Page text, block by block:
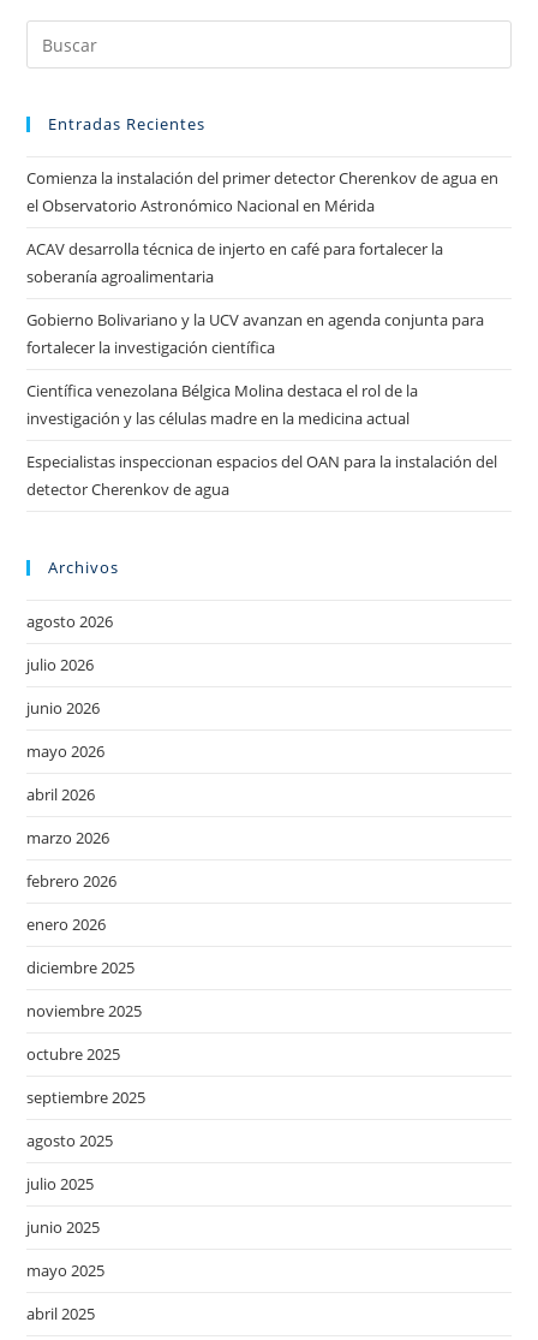
Entradas Recientes
Comienza la instalación del primer detector Cherenkov de agua en
el Observatorio Astronómico Nacional en Mérida
ACAV desarrolla técnica de injerto en café para fortalecer la
soberanía agroalimentaria
Gobierno Bolivariano y la UCV avanzan en agenda conjunta para
fortalecer la investigación científica
Científica venezolana Bélgica Molina destaca el rol de la
investigación y las células madre en la medicina actual
Especialistas inspeccionan espacios del OAN para la instalación del
detector Cherenkov de agua
Archivos
agosto 2026
julio 2026
junio 2026
mayo 2026
abril 2026
marzo 2026
febrero 2026
enero 2026
diciembre 2025
noviembre 2025
octubre 2025
septiembre 2025
agosto 2025
julio 2025
junio 2025
mayo 2025
abril 2025